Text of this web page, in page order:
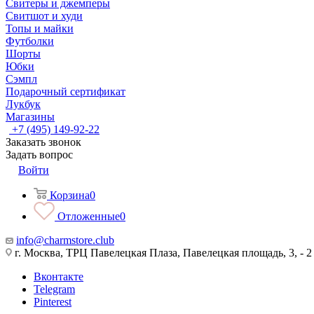
Свитеры и джемперы
Свитшот и худи
Топы и майки
Футболки
Шорты
Юбки
Сэмпл
Подарочный сертификат
Лукбук
Магазины
+7 (495) 149-92-22
Заказать звонок
Задать вопрос
Войти
Корзина0
Отложенные0
info@charmstore.club
г. Москва, ТРЦ Павелецкая Плаза, Павелецкая площадь, 3, - 2
Вконтакте
Telegram
Pinterest